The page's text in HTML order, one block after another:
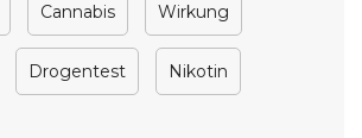
Cannabis Wirkung
Drogentest Nikotin